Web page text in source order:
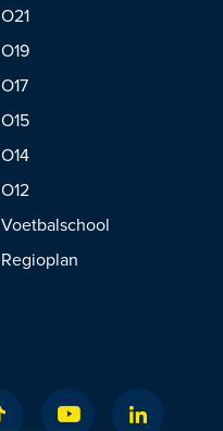
O21
O19
O17
O15
O14
O12
Voetbalschool
Regioplan